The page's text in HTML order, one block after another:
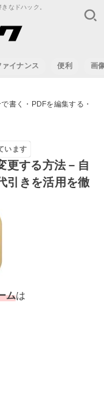
なドハック。
ァイナンス 便利 画
書く・PDFを編集する・
います
更する方法－自
引きを活用を徹
ムは